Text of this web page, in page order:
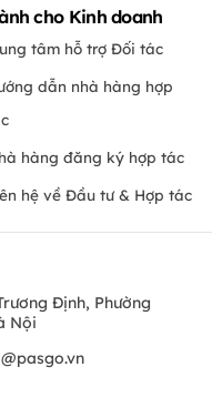
cho Kinh doanh
tâm hỗ trợ Đối tác
dẫn nhà hàng hợp
hàng đăng ký hợp tác
hệ về Đầu tư & Hợp tác
Định, Phường
Nội